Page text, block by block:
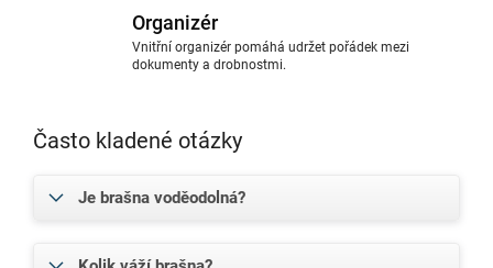
Organizér
Vnitřní organizér pomáhá udržet pořádek mezi
dokumenty a drobnostmi.
Často kladené otázky
Je brašna voděodolná?